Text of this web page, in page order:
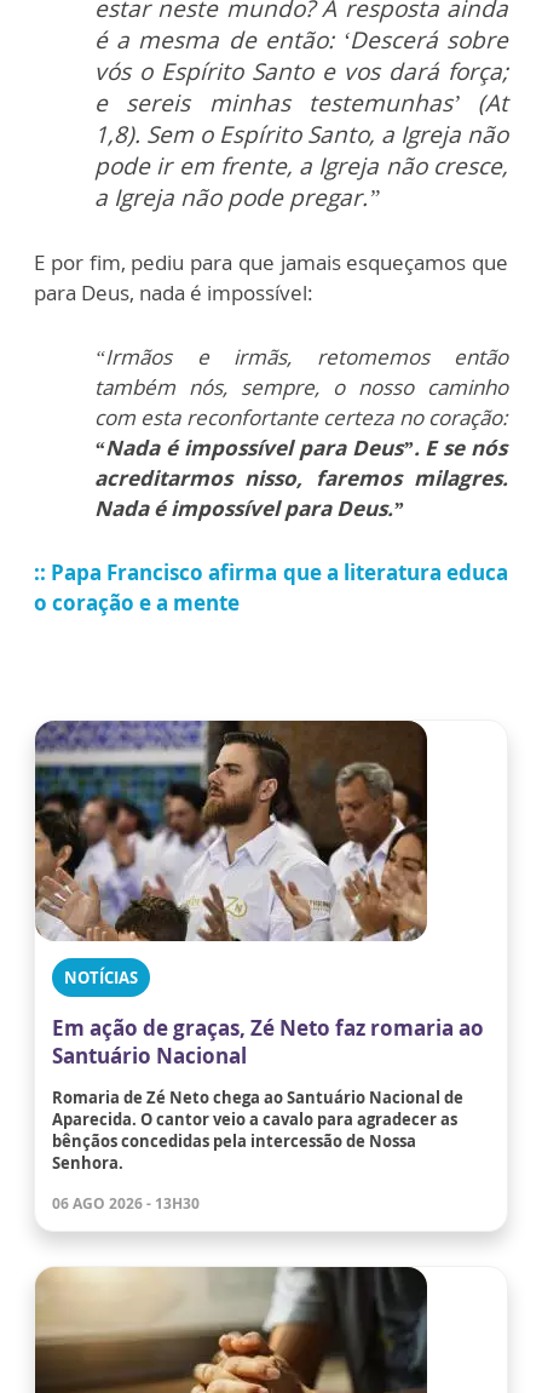
estar neste mundo? A resposta ainda
é a mesma de então: ‘Descerá sobre
vós o Espírito Santo e vos dará força;
e sereis minhas testemunhas’ (At
1,8). Sem o Espírito Santo, a Igreja não
pode ir em frente, a Igreja não cresce,
a Igreja não pode pregar.”
E por fim, pediu para que jamais esqueçamos que
para Deus, nada é impossível:
“Irmãos e irmãs, retomemos então
também nós, sempre, o nosso caminho
com esta reconfortante certeza no coração:
“Nada é impossível para Deus”. E se nós
acreditarmos nisso, faremos milagres.
Nada é impossível para Deus.”
:: Papa Francisco afirma que a literatura educa
o coração e a mente
NOTÍCIAS
Em ação de graças, Zé Neto faz romaria ao
Santuário Nacional
Romaria de Zé Neto chega ao Santuário Nacional de
Aparecida. O cantor veio a cavalo para agradecer as
bênçãos concedidas pela intercessão de Nossa
Senhora.
06 AGO 2026 - 13H30